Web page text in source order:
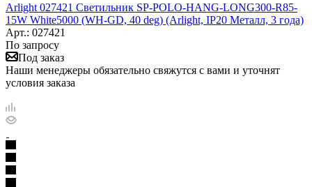
Arlight 027421 Светильник SP-POLO-HANG-LONG300-R85-
15W White5000 (WH-GD, 40 deg) (Arlight, IP20 Металл, 3 года)
Арт.: 027421
По запросу
Под заказ
Наши менеджеры обязательно свяжутся с вами и уточнят
условия заказа